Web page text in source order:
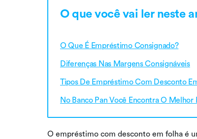
O que você vai ler neste
O Que É Empréstimo Consignado?
Diferenças Nas Margens Consignáveis
Tipos De Empréstimo Com Desconto
No Banco Pan Você Encontra O
O empréstimo com desconto em folha é